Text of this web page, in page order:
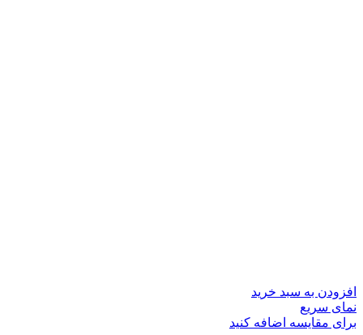
افزودن به سبد خرید
نمای سریع
برای مقایسه اضافه کنید